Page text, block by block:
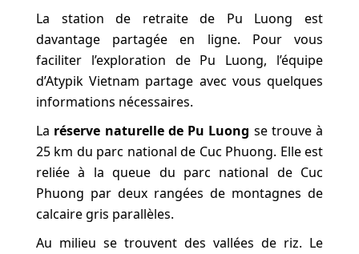
La station de retraite de Pu Luong est
davantage partagée en ligne. Pour vous
faciliter l’exploration de Pu Luong, l’équipe
d’Atypik Vietnam partage avec vous quelques
informations nécessaires.
La réserve naturelle de Pu Luong se trouve à
25 km du parc national de Cuc Phuong. Elle est
reliée à la queue du parc national de Cuc
Phuong par deux rangées de montagnes de
calcaire gris parallèles.
Au milieu se trouvent des vallées de riz. Le